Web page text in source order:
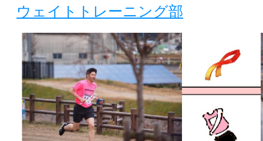
ウェイトトレーニング部